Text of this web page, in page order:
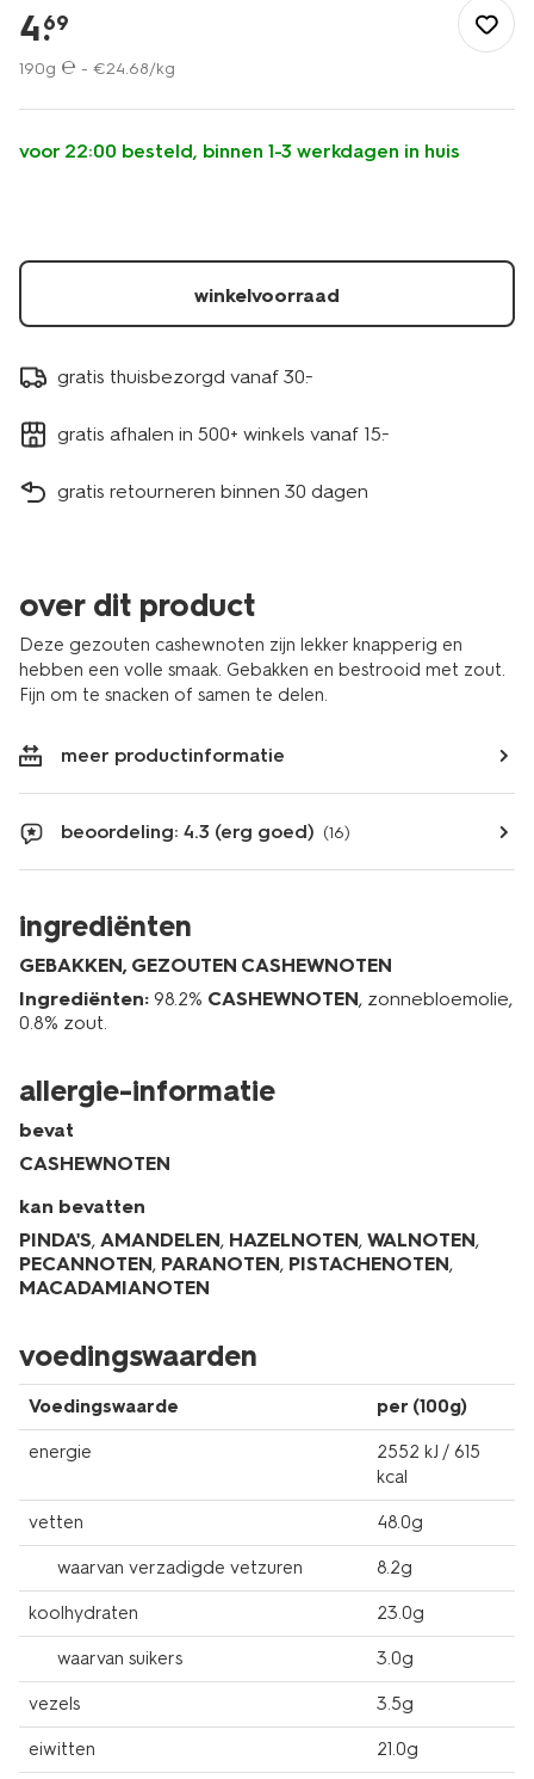
drinken/snacks/nootjes/cashewnoten-
gezouten-
190g-
4.
69
190g ℮ - €24.68/kg
voor 22:00 besteld, binnen 1-3 werkdagen in huis
winkelvoorraad
gratis thuisbezorgd vanaf 30.-
gratis afhalen in 500+ winkels vanaf 15.-
gratis retourneren binnen 30 dagen
over dit product
Deze gezouten cashewnoten zijn lekker knapperig en
hebben een volle smaak. Gebakken en bestrooid met zout.
Fijn om te snacken of samen te delen.
meer productinformatie
beoordeling: 4.3 (erg goed) (16)
ingrediënten
GEBAKKEN, GEZOUTEN CASHEWNOTEN
Ingrediënten: 98.2% CASHEWNOTEN, zonnebloemolie,
0.8% zout.
allergie-informatie
bevat
CASHEWNOTEN
kan bevatten
PINDA'S, AMANDELEN, HAZELNOTEN, WALNOTEN,
PECANNOTEN, PARANOTEN, PISTACHENOTEN,
MACADAMIANOTEN
voedingswaarden
Voedingswaarde per (100g)
energie
2552 kJ / 615
kcal
vetten 48.0g
waarvan verzadigde vetzuren 8.2g
koolhydraten 23.0g
waarvan suikers 3.0g
vezels 3.5g
eiwitten 21.0g